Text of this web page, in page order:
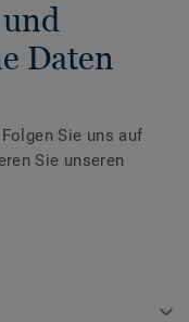
Daten
Sie uns auf
Sie unseren